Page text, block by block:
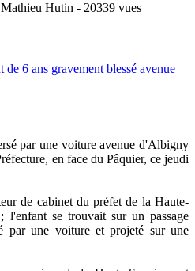
Hutin - 20339 vues
par une voiture avenue d'Albigny
en face du Pâquier, ce jeudi
de cabinet du préfet de la Haute-
l'enfant se trouvait sur un passage
par une voiture et projeté sur une